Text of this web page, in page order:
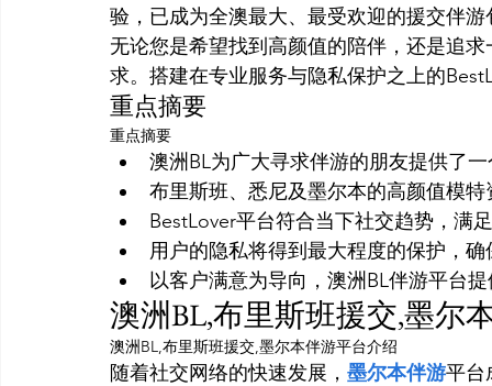
验，已成为全澳最大、最受欢迎的援交伴游
无论您是希望找到高颜值的陪伴，还是追
求。搭建在专业服务与隐私保护之上的
重点摘要
重点摘要
澳洲BL为广大寻求伴游的朋友提供了
布里斯班、悉尼及墨尔本的高颜值模
BestLover平台符合当下社交趋势，满
用户的隐私将得到最大程度的保护，
以客户满意为导向，澳洲BL伴游平台
澳洲BL,布里斯班援交,墨尔
澳洲BL,布里斯班援交,墨尔本伴游平台介绍
随着社交网络的快速发展， 墨尔本伴游平台